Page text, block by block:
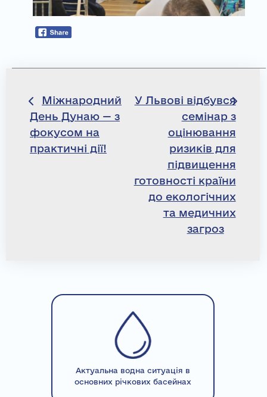
Навігація
записів
Міжнародний
День Дунаю — з
фокусом на
практичні дії!
У Львові відбувся
семінар з
оцінювання
ризиків для
підвищення
готовності країни
до екологічних
та медичних
загроз
Актуальна водна ситуація в
основних річкових басейнах